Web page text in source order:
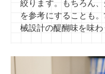
絞ります。もちろん
を参考にすることも
械設計の醍醐味を味わ